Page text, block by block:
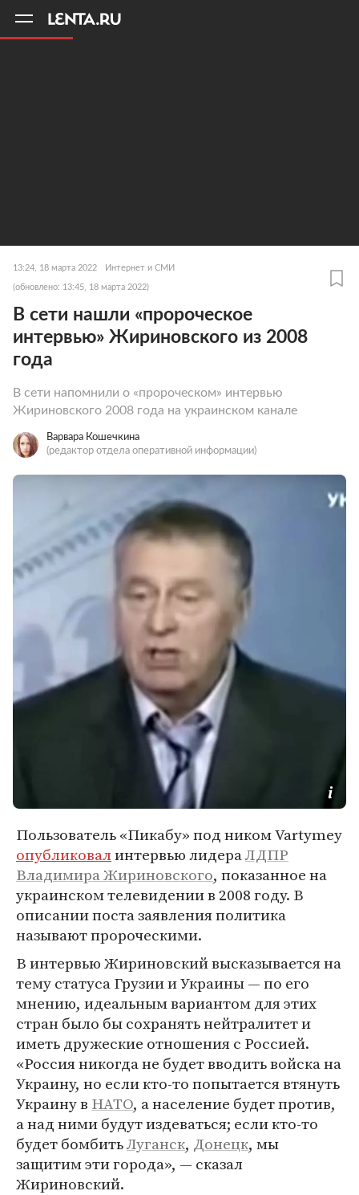
13:24, 18 марта 2022 Интернет и СМИ
(обновлено: 13:45, 18 марта 2022)
В сети нашли «пророческое
интервью» Жириновского из 2008
года
В сети напомнили о «пророческом» интервью
Жириновского 2008 года на украинском канале
Варвара Кошечкина
(редактор отдела оперативной информации)
Пользователь «Пикабу» под ником Vartymey
опубликовалинтервью лидераЛДПР
Владимира Жириновского, показанное на
украинском телевидении в 2008 году. В
описании поста заявления политика
называют пророческими.
В интервью Жириновский высказывается на
тему статуса Грузии и Украины — по его
мнению, идеальным вариантом для этих
стран было бы сохранять нейтралитет и
иметь дружеские отношения с Россией.
«Россия никогда не будет вводить войска на
Украину, но если кто-то попытается втянуть
Украину в НАТО, а население будет против,
а над ними будут издеваться; если кто-то
будет бомбитьЛуганск, Донецк, мы
защитим эти города», — сказал
Жириновский.